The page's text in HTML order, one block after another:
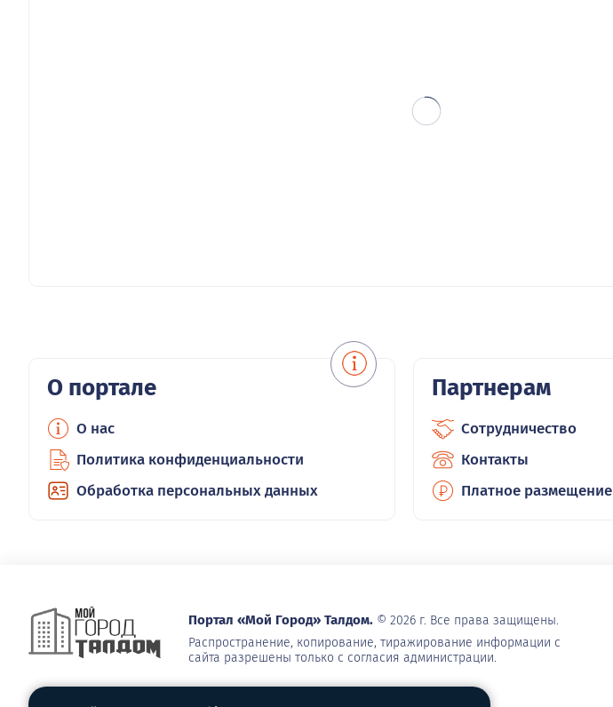
О портале
О нас
Политика конфиденциальности
Обработка персональных данных
Партнерам
Сотрудничество
Контакты
Платное размещение
Портал «Мой Город» Талдом. © 2026 г. Все права защищены.
Распространение, копирование, тиражирование информации с
сайта разрешены только с согласия администрации.